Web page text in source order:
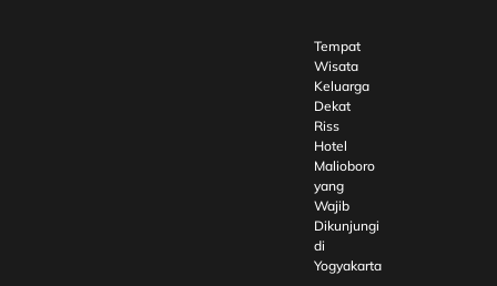
Tempat
Wisata
Keluarga
Dekat
Riss
Hotel
Malioboro
yang
Wajib
Dikunjungi
di
Yogyakarta